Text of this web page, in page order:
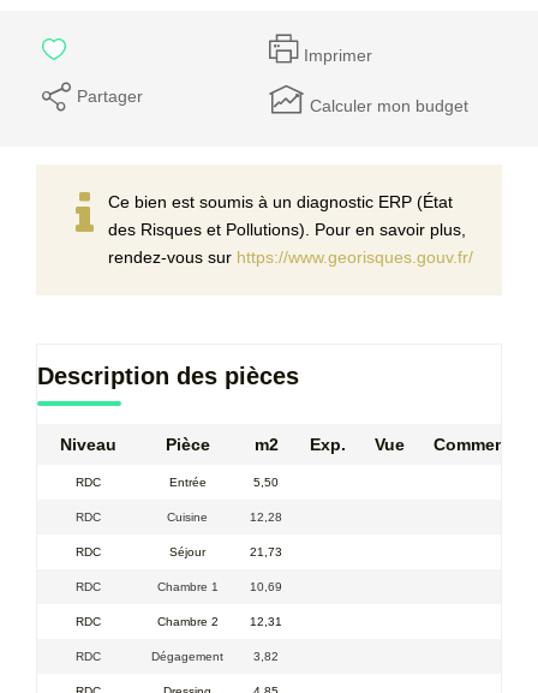
Imprimer
Partager Calculer mon budget
Ce bien est soumis à un diagnostic ERP (État
des Risques et Pollutions). Pour en savoir plus,
rendez-vous sur https://www.georisques.gouv.fr/
Description des pièces
Niveau Pièce m2 Exp. Vue
RDC Entrée 5,50
RDC Cuisine 12,28
RDC Séjour 21,73
RDC Chambre 1 10,69
RDC Chambre 2 12,31
RDC Dégagement 3,82